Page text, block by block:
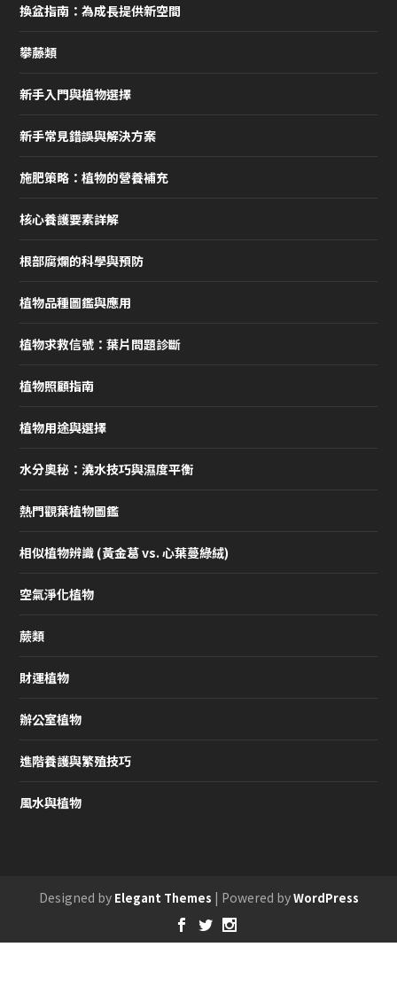
換盆指南：為成長提供新空間
攀藤類
新手入門與植物選擇
新手常見錯誤與解決方案
施肥策略：植物的營養補充
核心養護要素詳解
根部腐爛的科學與預防
植物品種圖鑑與應用
植物求救信號：葉片問題診斷
植物照顧指南
植物用途與選擇
水分奧秘：澆水技巧與濕度平衡
熱門觀葉植物圖鑑
相似植物辨識 (黃金葛 vs. 心葉蔓綠絨)
空氣淨化植物
蕨類
財運植物
辦公室植物
進階養護與繁殖技巧
風水與植物
Designed by Elegant Themes | Powered byWordPress